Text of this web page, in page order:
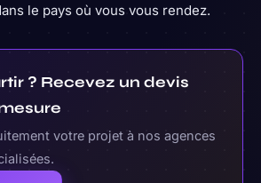
le pays où vous vous rendez.
? Recevez un devis
votre projet à nos agences